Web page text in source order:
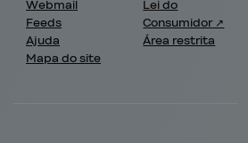
Webmail
Feeds
Ajuda
Mapa do site
Lei do
Consumidor ↗
Área restrita